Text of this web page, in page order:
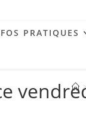
PRATIQUES